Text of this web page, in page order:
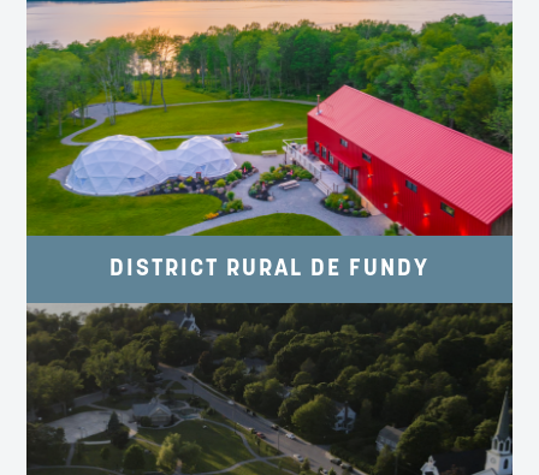
DISTRICT RURAL DE FUNDY
ESPACE ET BONTÉ MAISON
À QUELQUES PAS DE LA RIVE